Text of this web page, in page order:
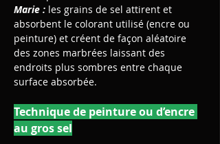
Marie : les grains de sel attirent et
absorbent le colorant utilisé (encre ou
peinture) et créent de façon aléatoire
des zones marbrées laissant des
endroits plus sombres entre chaque
surface absorbée.
Technique de peinture ou d’encre
au gros sel